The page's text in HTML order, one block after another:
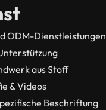
ODM-Dienstleistungen
aus Stoff
& Videos
Beschriftung